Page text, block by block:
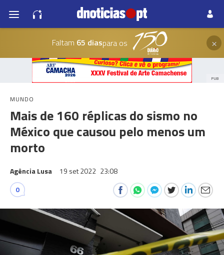
Faltam 65 diaspara os ×
PUB
MUNDO
Mais de 160 réplicas do sismo no
México que causou pelo menos um
morto
Agência Lusa 19 set 2022 23:08
0